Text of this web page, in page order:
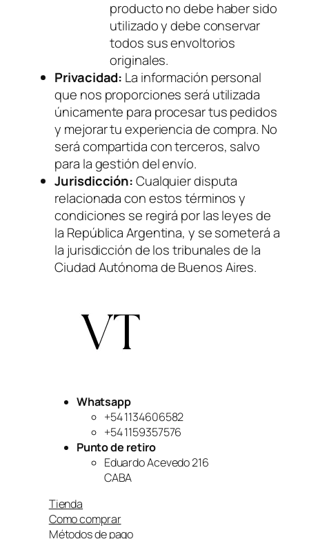
producto no debe haber sido
utilizado y debe conservar
todos sus envoltorios
originales.
Privacidad: La información personal
que nos proporciones será utilizada
únicamente para procesar tus pedidos
y mejorar tu experiencia de compra. No
será compartida con terceros, salvo
para la gestión del envío.
Jurisdicción:Cualquier disputa
relacionada con estos términos y
condiciones se regirá por las leyes de
la República Argentina, y se someterá a
la jurisdicción de los tribunales de la
Ciudad Autónoma de Buenos Aires.
Whatsapp
+54 1134606582
+54 1159357576
Punto de retiro
Eduardo Acevedo 216
CABA
Tienda
Como comprar
Métodos de pago